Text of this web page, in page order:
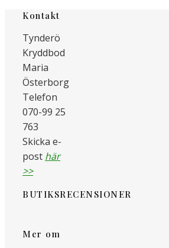
Kontakt
Tynderö
Kryddbod
Maria
Österborg
Telefon
070-99 25
763
Skicka e-
post här
>>
BUTIKSRECENSIONER
Mer om